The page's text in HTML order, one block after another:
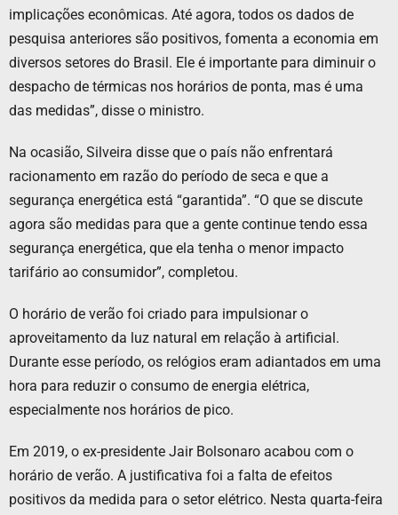
implicações econômicas. Até agora, todos os dados de
pesquisa anteriores são positivos, fomenta a economia em
diversos setores do Brasil. Ele é importante para diminuir o
despacho de térmicas nos horários de ponta, mas é uma
das medidas”, disse o ministro.
Na ocasião, Silveira disse que o país não enfrentará
racionamento em razão do período de seca e que a
segurança energética está “garantida”. “O que se discute
agora são medidas para que a gente continue tendo essa
segurança energética, que ela tenha o menor impacto
tarifário ao consumidor”, completou.
O horário de verão foi criado para impulsionar o
aproveitamento da luz natural em relação à artificial.
Durante esse período, os relógios eram adiantados em uma
hora para reduzir o consumo de energia elétrica,
especialmente nos horários de pico.
Em 2019, o ex-presidente Jair Bolsonaro acabou com o
horário de verão. A justificativa foi a falta de efeitos
positivos da medida para o setor elétrico. Nesta quarta-feira